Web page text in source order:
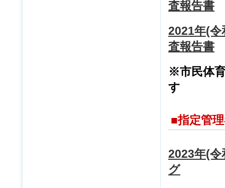
査報告書
2021年(
査報告書
※市民体
す
■指定管
2023年(
グ